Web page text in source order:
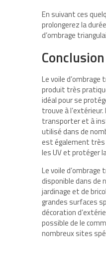
En suivant ces
prolongerez la
d’ombrage
Conclusion
Le voile
produit très
idéal pour se
trouve à
transporter et à
utilisé dans de
est également très
les UV et protéger
Le voile
disponible dans de
jardinage et de
grandes surfaces
décoration
possible de le
nombreux sites